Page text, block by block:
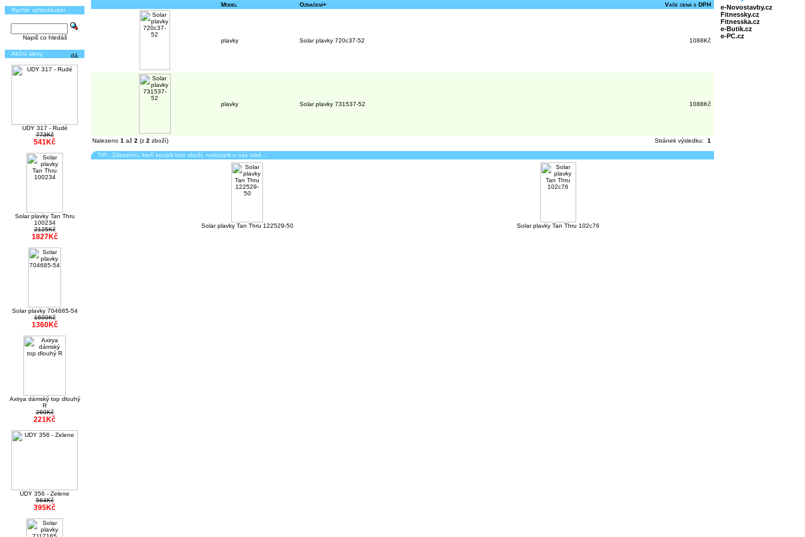
Rychlé vyhledávání
Napiš co hledáš
Akční slevy
UDY 317 - Rudé
773Kč
541Kč
Solar plavky Tan Thru
100234
2125Kč
1827Kč
Solar plavky 704685-54
1600Kč
1360Kč
Axirya dámský top dlouhý
R
260Kč
221Kč
UDY 356 - Zelene
564Kč
395Kč
Model
Označení+ Vaše cena s DPH
plavky Solar plavky 720c37-52 1088Kč
plavky Solar plavky 731537-52 1088Kč
Nalezeno 1 až 2 (z 2 zboží) Stránek výsledku: 1
TIP...Zákazníci, kteří koupili toto zboží, nakoupili u nás také...
Solar plavky Tan Thru 122529-50 Solar plavky Tan Thru 102c76
e-Novostavby.cz
Fitnessky.cz
Fitnesska.cz
e-Butik.cz
e-PC.cz